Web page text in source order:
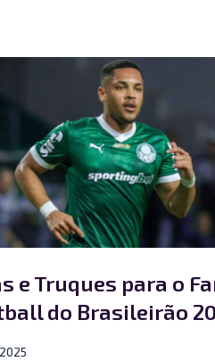
e Truques para o
do Brasileirão